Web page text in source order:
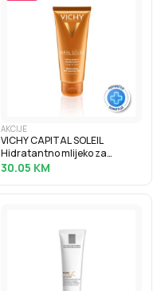
AKCIJE
VICHY CAPITAL SOLEIL
Hidratantno mlijeko za
samotamnjenje, 100 ml
30.05 KM